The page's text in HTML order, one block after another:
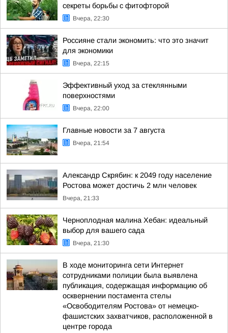
секреты борьбы с фитофторой
Вчера, 22:30
Россияне стали экономить: что это значит
для экономики
Вчера, 22:15
Эффективный уход за стеклянными
поверхностями
Вчера, 22:00
Главные новости за 7 августа
Вчера, 21:54
Александр Скрябин: к 2049 году население
Ростова может достичь 2 млн человек
Вчера, 21:33
Черноплодная малина Хебан: идеальный
выбор для вашего сада
Вчера, 21:30
В ходе мониторинга сети Интернет
сотрудниками полиции была выявлена
публикация, содержащая информацию об
осквернении постамента стелы
«Освободителям Ростова» от немецко-
фашистских захватчиков, расположенной в
центре города